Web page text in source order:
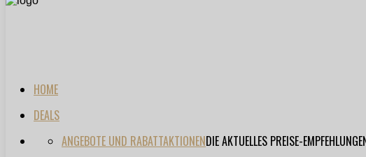
HOME
DEALS
ANGEBOTE UND RABATTAKTIONENDIE AKTUELLES PREISE-